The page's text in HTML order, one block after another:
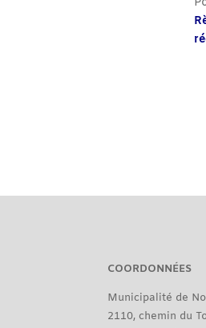
COORDONNÉES
Municipalité de
2110, chemin du